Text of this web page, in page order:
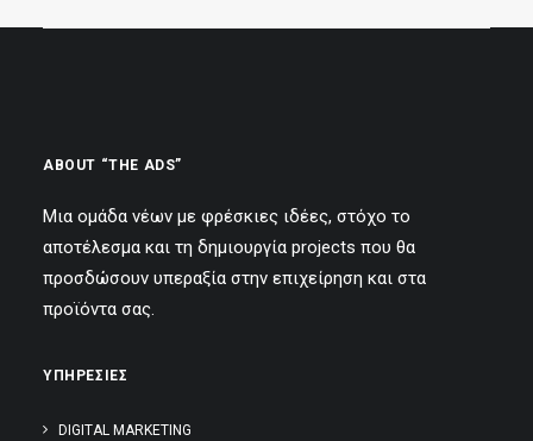
ABOUT “THE ADS”
Μια ομάδα νέων με φρέσκιες ιδέες, στόχο το
αποτέλεσμα και τη δημιουργία projects που θα
προσδώσουν υπεραξία στην επιχείρηση και στα
προϊόντα σας.
ΥΠΗΡΕΣΙΕΣ
DIGITAL MARKETING